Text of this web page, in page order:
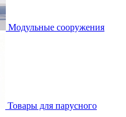
Модульные сооружения
Товары для парусного